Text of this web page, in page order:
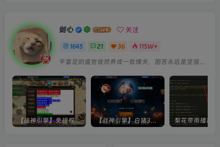
剑心 关注
1645 21 36 115W+
平富足的盛世徒然养成一批懦夫，困苦永远是坚强之母
【战神引擎】免授权-原生 [全屏自动拾取] 插件 + 配置教程（更新修复版，具体自测） 【战神引擎】白猪3-流浪战神3神技8大陆全屏拾取版特色服务端+生肖+转生+秘境+神魔+双端+教程(更新眼神拾取)